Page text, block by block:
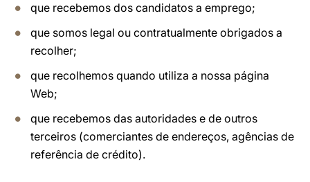
que recebemos dos candidatos a emprego;
que somos legal ou contratualmente obrigados a
recolher;
que recolhemos quando utiliza a nossa página
Web;
que recebemos das autoridades e de outros
terceiros (comerciantes de endereços, agências de
referência de crédito).